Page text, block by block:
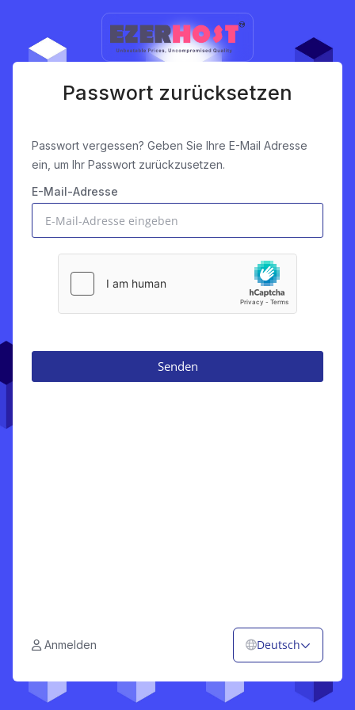
Passwort zurücksetzen
Passwort vergessen? Geben Sie Ihre E-Mail Adresse
ein, um Ihr Passwort zurückzusetzen.
E-Mail-Adresse
Senden
Anmelden Deutsch